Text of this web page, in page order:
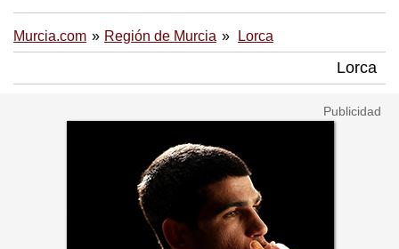
Murcia.com Región de Murcia Lorca
Lorca